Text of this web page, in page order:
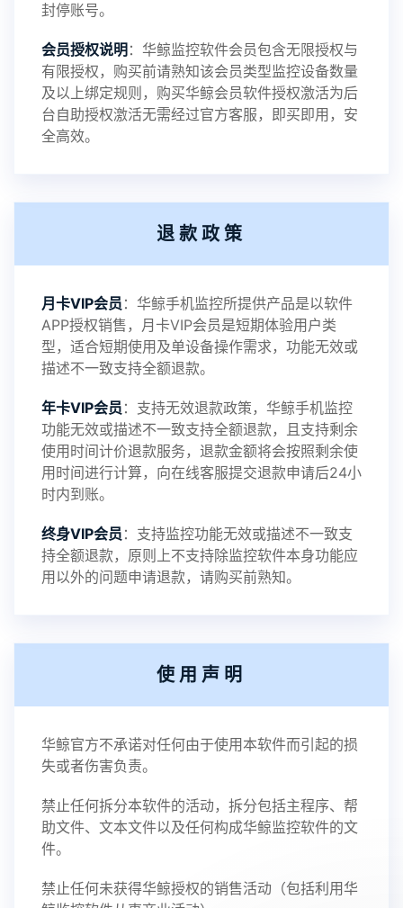
2023-01-12 V3.3
封停账号。
会员授权说明 ：华鲸监控软件会员包含无限授权与
有限授权，购买前请熟知该会员类型监控设备数量
及以上绑定规则，购买华鲸会员软件授权激活为后
台自助授权激活无需经过官方客服，即买即用，安
全高效。
退款政策
月卡VIP会员 ：华鲸手机监控所提供产品是以软件
APP授权销售，月卡VIP会员是短期体验用户类
型，适合短期使用及单设备操作需求，功能无效或
描述不一致支持全额退款。
年卡VIP会员 ：支持无效退款政策，华鲸手机监控
功能无效或描述不一致支持全额退款，且支持剩余
使用时间计价退款服务，退款金额将会按照剩余使
用时间进行计算，向在线客服提交退款申请后24小
时内到账。
终身VIP会员 ：支持监控功能无效或描述不一致支
持全额退款，原则上不支持除监控软件本身功能应
用以外的问题申请退款，请购买前熟知。
使用声明
华鲸官方不承诺对任何由于使用本软件而引起的损
失或者伤害负责。
禁止任何拆分本软件的活动，拆分包括主程序、帮
助文件、文本文件以及任何构成华鲸监控软件的文
件。
禁止任何未获得华鲸授权的销售活动（包括利用华